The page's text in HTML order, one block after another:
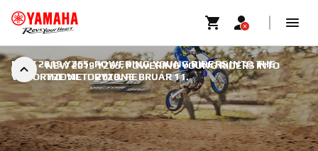
NEW 2019 YZ65. POWERING YOUNG RIDERS INTO
THE VICTORYZONE
NEW 2019 YZ65. POWERING YOUNG RIDERS INTO THE
VICTORYZONE | 2018. FEBRUÁR 11.